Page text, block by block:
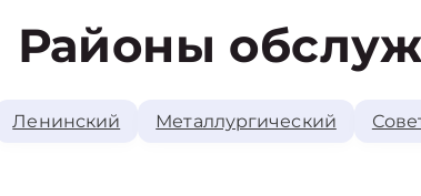
Районы
Ленинский Металлургический